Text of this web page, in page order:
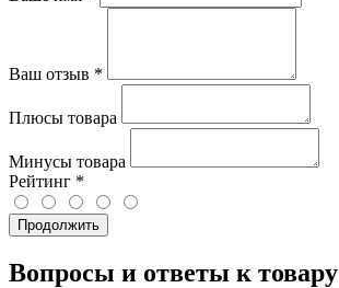
Ваш отзыв *
Плюсы товара
Минусы товара
Рейтинг *
Продолжить
Вопросы и ответы к товару